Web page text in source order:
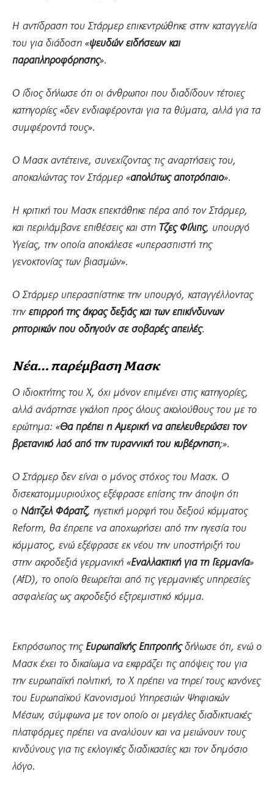
Η αντίδραση του Στάρμερ επικεντρώθηκε στην καταγγελία
του για διάδοση «ψευδών ειδήσεων και
παραπληροφόρησης».
Ο ίδιος δήλωσε ότι οι άνθρωποι που διαδίδουν τέτοιες
κατηγορίες «δεν ενδιαφέρονται για τα θύματα, αλλά για τα
συμφέροντά τους».
Ο Μασκ αντέτεινε, συνεχίζοντας τις αναρτήσεις του,
αποκαλώντας τον Στάρμερ «απολύτως αποτρόπαιο».
Η κριτική του Μασκ επεκτάθηκε πέρα από τον Στάρμερ,
και περιλάμβανε επιθέσεις και στη Τζες Φίλιπς, υπουργό
Υγείας, την οποία αποκάλεσε «υπερασπιστή της
γενοκτονίας των βιασμών».
Ο Στάρμερ υπερασπίστηκε την υπουργό, καταγγέλλοντας
την επιρροή της άκρας δεξιάς και των επικίνδυνων
ρητορικών που οδηγούν σε σοβαρές απειλές.
Νέα… παρέμβαση Μασκ
Ο ιδιοκτήτης του Χ, όχι μόνον επιμένει στις κατηγορίες,
αλλά ανάρτησε γκάλοπ προς όλους ακολούθους του με το
ερώτημα: «Θα πρέπει η Αμερική να απελευθερώσει τον
βρετανικό λαό από την τυραννική του κυβέρνηση;».
Ο Στάρμερ δεν είναι ο μόνος στόχος του Μασκ. Ο
δισεκατομμυριούχος εξέφρασε επίσης την άποψη ότι
ο Νάιτζελ Φάρατζ, ηγετική μορφή του δεξιού κόμματος
Reform, θα έπρεπε να αποχωρήσει από την ηγεσία του
κόμματος, ενώ εξέφρασε εκ νέου την υποστήριξή του
στην ακροδεξιά γερμανική «Εναλλακτική για τη Γερμανία»
(AfD), το οποίο θεωρείται από τις γερμανικές υπηρεσίες
ασφαλείας ως ακροδεξιό εξτρεμιστικό κόμμα.
Εκπρόσωπος της Ευρωπαϊκής Επιτροπήςδήλωσε ότι, ενώ ο
Μασκ έχει το δικαίωμα να εκφράζει τις απόψεις του για
την ευρωπαϊκή πολιτική, το X πρέπει να τηρεί τους κανόνες
του Ευρωπαϊκού Κανονισμού Υπηρεσιών Ψηφιακών
Μέσων, σύμφωνα με τον οποίο οι μεγάλες διαδικτυακές
πλατφόρμες πρέπει να αναλύουν και να μειώνουν τους
κινδύνους για τις εκλογικές διαδικασίες και τον δημόσιο
λόγο.